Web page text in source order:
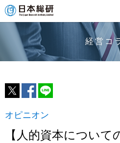
経営コ
オピニオン
【人的資本について